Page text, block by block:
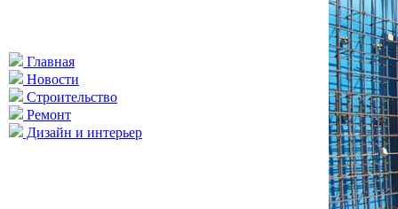
Главная
Новости
Строительство
Ремонт
Дизайн и интерьер